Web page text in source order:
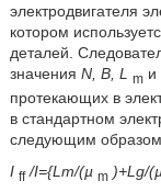
электродвигателя
котором
деталей.
значения N, B, L m и
протекающих в
в стандартном
следующим
I ff /I={Lm/(µ m )+Lg/